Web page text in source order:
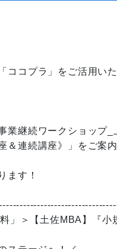
ココプラ」をご活用い
業継続ワークショップ_
＆連続講座》」をご案
ます！
」＞【土佐MBA】『